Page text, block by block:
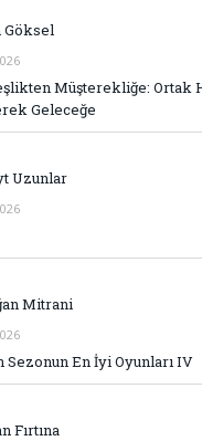
Göksel
Müşterekliğe: Ortak
Geleceğe
Uzunlar
Mitrani
Sezonun En İyi Oyunları IV
Fırtına